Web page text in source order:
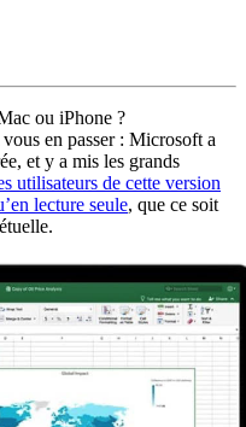
ou iPhone ?
en passer : Microsoft a
et y a mis les grands
utilisateurs de cette version
lecture seule, que ce soit